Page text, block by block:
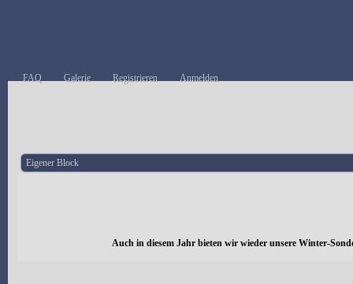
FAQ Galerie Registrieren Anmelden
Eigener Block
Auch in diesem Jahr bieten wir wieder unsere Winter-